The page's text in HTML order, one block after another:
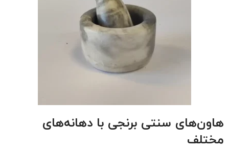
هاون‌های سنتی برنجی با دهانه‌های
مختلف